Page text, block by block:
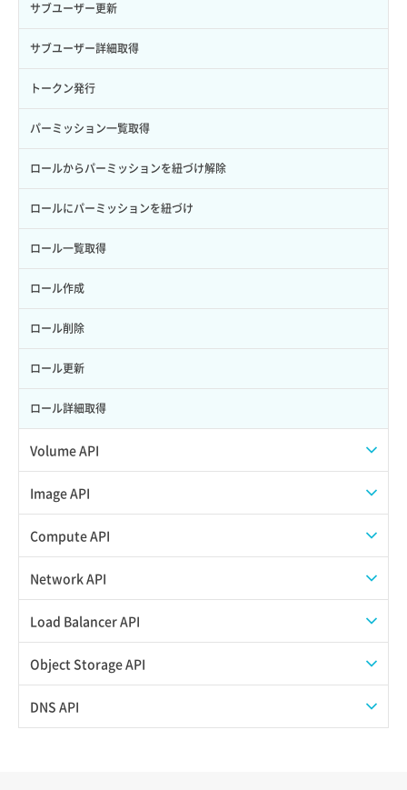
サブユーザー更新
サブユーザー詳細取得
トークン発行
パーミッション一覧取得
ロールからパーミッションを紐づけ解除
ロールにパーミッションを紐づけ
ロール一覧取得
ロール作成
ロール削除
ロール更新
ロール詳細取得
Volume API
スナップショット一覧取得
スナップショット作成
スナップショット削除
スナップショット詳細取得（アイテム指定）
バックアップリストア
Image API
ISOイメージアップロード
ISOイメージ作成
イメージ一覧取得
イメージ保存容量変更
Compute API
ISOイメージ挿入/排出
SSHキーペア一覧取得
SSHキーペア作成
Network API
QoSポリシー一覧取得
QoSポリシー詳細取得
サブネット一覧取得
Load Balancer API
プール一覧取得
プール作成
Object Storage API
Web公開
DNS API